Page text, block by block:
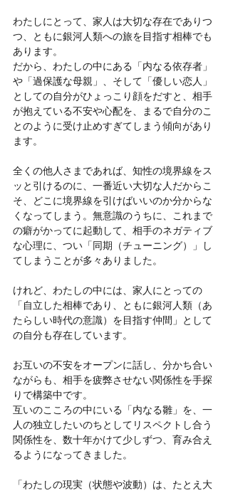
わたしにとって、家人は大切な存在でありつ
つ、ともに銀河人類への旅を目指す相棒でも
あります。
だから、わたしの中にある「内なる依存者」
や「過保護な母親」、そして「優しい恋人」
としての自分がひょっこり顔をだすと、相手
が抱えている不安や心配を、まるで自分のこ
とのように受け止めすぎてしまう傾向があり
ます。
全くの他人さまであれば、知性の境界線をス
ッと引けるのに、一番近い大切な人だからこ
そ、どこに境界線を引けばいいのか分からな
くなってしまう。無意識のうちに、これまで
の癖がかってに起動して、相手のネガティブ
な心理に、つい「同期（チューニング）」し
てしまうことが多々ありました。
けれど、わたしの中には、家人にとっての
「自立した相棒であり、ともに銀河人類（あ
たらしい時代の意識）を目指す仲間」として
の自分も存在しています。
お互いの不安をオープンに話し、分かち合い
ながらも、相手を疲弊させない関係性を手探
りで構築中です。
互いのこころの中にいる「内なる雛」を、一
人の独立したいのちとしてリスペクトし合う
関係性を、数十年かけて少しずつ、育み合え
るようになってきました。
「わたしの現実（状態や波動）は、たとえ大